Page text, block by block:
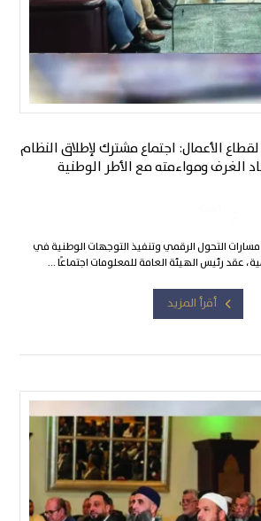
الأعمال: اجتماع مشترك لإطلاق النظام
الغرف ومواءمته مع الأطر الوطنية
التحول الرقمي وتنفيذ التوجهات الوطنية في
عقد رئيس الهيئة العامة للمعلومات اجتماعًا ...
أقرأ المزيد